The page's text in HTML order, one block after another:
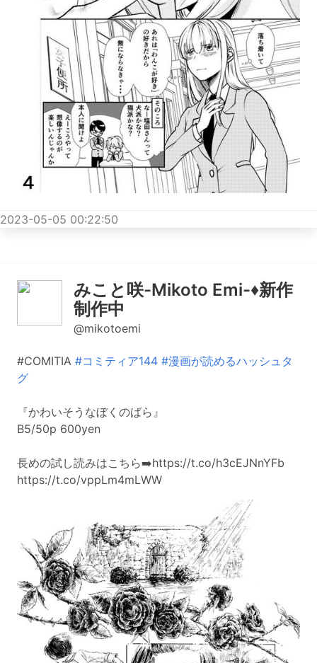
2023-05-05 00:22:50
みこと咲-Mikoto Emi-♦︎新作
制作中
@mikotoemi
#COMITIA #コミティア144 #漫画が読めるハッシュタ
グ
『かわいそうなぼくのばら』
B5/50p 600yen
長めの試し読みはこちら➡️https://t.co/h3cEJNnYFb
https://t.co/vppLm4mLWW